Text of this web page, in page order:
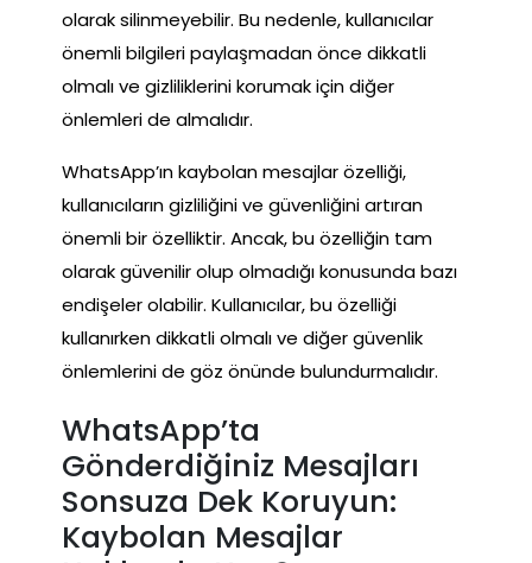
olarak silinmeyebilir. Bu nedenle, kullanıcılar
önemli bilgileri paylaşmadan önce dikkatli
olmalı ve gizliliklerini korumak için diğer
önlemleri de almalıdır.
WhatsApp’ın kaybolan mesajlar özelliği,
kullanıcıların gizliliğini ve güvenliğini artıran
önemli bir özelliktir. Ancak, bu özelliğin tam
olarak güvenilir olup olmadığı konusunda bazı
endişeler olabilir. Kullanıcılar, bu özelliği
kullanırken dikkatli olmalı ve diğer güvenlik
önlemlerini de göz önünde bulundurmalıdır.
WhatsApp’ta
Gönderdiğiniz Mesajları
Sonsuza Dek Koruyun:
Kaybolan Mesajlar